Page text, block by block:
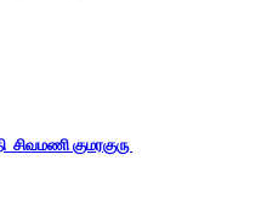
சிவமணி குமரகுரு